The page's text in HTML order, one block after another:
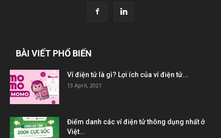
BÀI VIẾT PHỔ BIẾN
Ví điện tử là gì? Lợi ích của ví điện tử...
13 April, 2021
Điểm danh các ví điện tử thông dụng nhất ở
Việt...